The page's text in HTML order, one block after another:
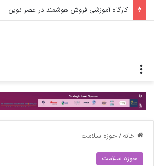
کارگاه آموزشی فروش هوشمند در عصر نوین
خانه / حوزه سلامت
حوزه سلامت